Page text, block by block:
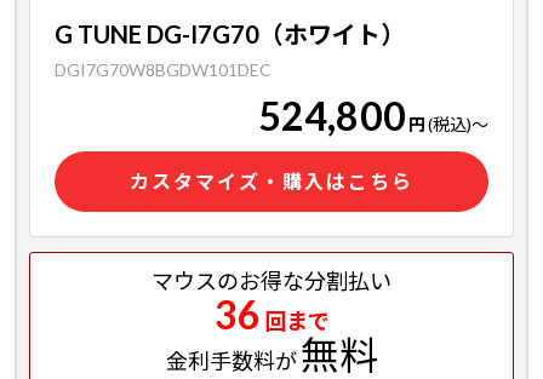
G TUNE DG-I7G70（ホワイト）
DGI7G70W8BGDW101DEC
524,800 円(税込)～
カスタマイズ・購入はこちら
マウスのお得な分割払い
36 回まで
金利手数料が無料